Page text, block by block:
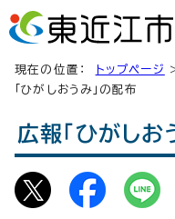
現在の位置： トップページ
「ひがしおうみ」の配布
広報「ひがしお